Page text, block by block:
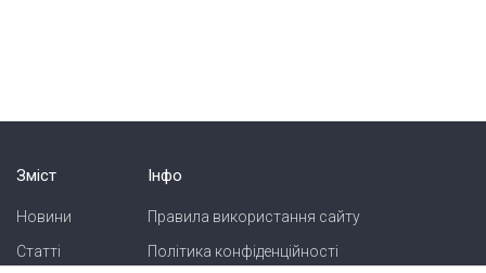
Зміст
Новини
Статті
Інфо
Правила використання сайту
Політика конфіденційності